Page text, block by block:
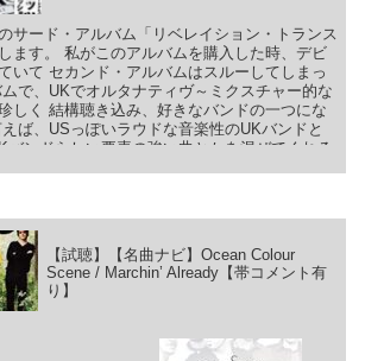
サード・アルバム「リベレイション・トランス
ます。 私がこのアルバムを購入した時、デビ
いて セカンド・アルバムはスルーしてしまっ
で、UKでオルタナティヴ～ミクスチャー的な
しく 結構聴き込み、好きなバンドの一つにな
ば、USっぽいラウドな音楽性のUKバンドと
バンドらしい要素の強い曲とかを混ぜてくれる
【試聴】【名曲ナビ】Ocean Colour
Scene / Marchin’ Already【帯コメント有
り】